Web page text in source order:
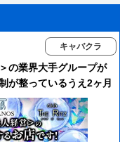
キャバクラ
の業界大手グループが
が整っているうえ2ヶ月
さんも安心して始めら